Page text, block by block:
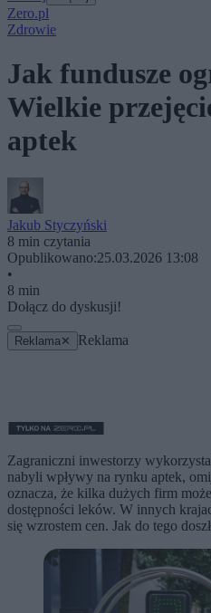
Zero.pl
Zdrowie
Jak fundusze
Wielkie
aptek
Jakub Styczyński
8 min czytania
Opublikowano:25.03.2026 13:08
•
8 min
Dołącz do dyskusji!
Reklama ✕ Reklama
Zagraniczni inwestorzy
nabyli wpływy na rynku aptek,
oznacza, że kilka dużych firm
dostępności leków. W innych
się wzrostem cen. Jak do tego